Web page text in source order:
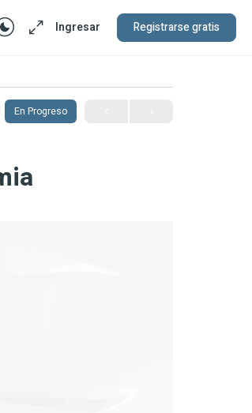
Ingresar Registrarse gratis
En Progreso